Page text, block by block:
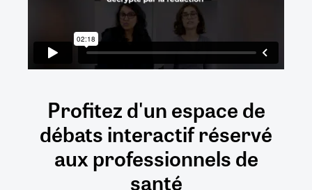
Profitez d'un espace de
débatsinteractifréservé
auxprofessionnels de
santé